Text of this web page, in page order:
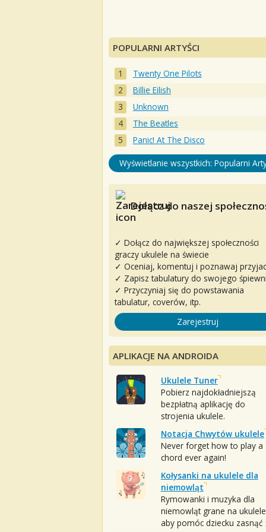
POPULARNI ARTYŚCI
Twenty One Pilots
Billie Eilish
Unknown
The Beatles
Panic! At The Disco
Wyświetlanie wszystkich: Popularni
Dołącz do naszej
✓ Dołącz do największej społeczności
graczy ukulele na świecie
✓ Oceniaj, komentuj i poznawaj
✓ Zapisz tabulatury do swojego
✓ Przyczyniaj się do powstawania
tabulatur, coverów, itp.
Zarejestruj
APLIKACJE NA ANDROIDA
Ukulele Tuner
Pobierz najdokładniejszą
bezpłatną aplikację do
strojenia ukulele.
Notacja Chwytów ukulele
Never forget how to play a
chord ever again!
Kołysanki na ukulele dla
niemowląt
Rymowanki i muzyka dla
niemowląt grane na
aby pomóc dziecku zasnąć